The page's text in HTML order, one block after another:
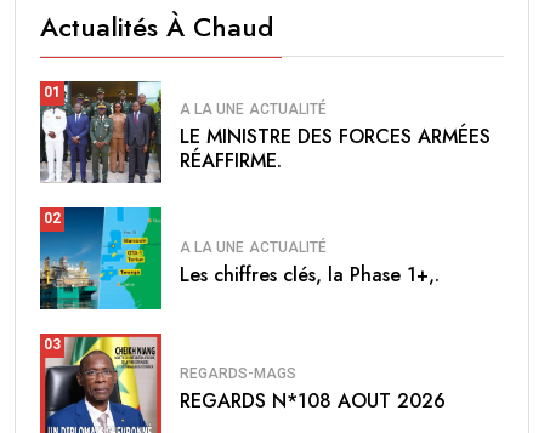
Actualités À Chaud
01
A LA UNE ACTUALITÉ
LE MINISTRE DES FORCES ARMÉES
RÉAFFIRME.
02
A LA UNE ACTUALITÉ
Les chiffres clés, la Phase 1+,.
03
REGARDS-MAGS
REGARDS N*108 AOUT 2026